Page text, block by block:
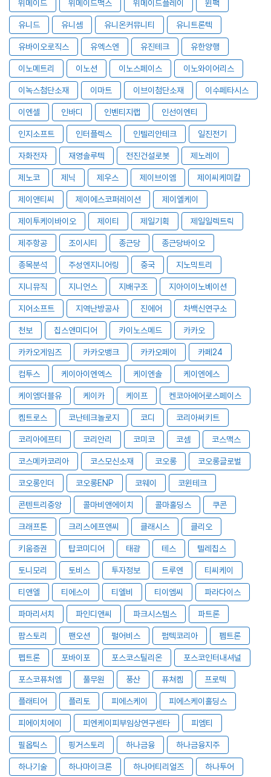
위메이드 위메이드맥스 위메이드플레이 윈팩
유니드 유니셈 유니온커뮤니티 유니트론텍
유바이오로직스 유엑스엔 유진테크 유한양행
이노메트리 이노션 이노스페이스 이노와이어리스
이녹스첨단소재 이마트 이브이첨단소재 이수페타시스
이엔셀 인바디 인벤티지랩 인선이엔티
인지소프트 인터플렉스 인텔리안테크 일진전기
자화전자 재영솔루텍 전진건설로봇 제노레이
제노코 제닉 제우스 제이브이엠 제이씨케미칼
제이앤티씨 제이에스코퍼레이션 제이엘케이
제이투케이바이오 제이티 제일기획 제일일렉트릭
제주항공 조이시티 종근당 종근당바이오
종목분석 주성엔지니어링 중국 지노믹트리
지니뮤직 지니언스 지배구조 지아이이노베이션
지어소프트 지역난방공사 진에어 차백신연구소
천보 칩스앤미디어 카이노스메드 카카오
카카오게임즈 카카오뱅크 카카오페이 카페24
컴투스 케이아이엔엑스 케이엔솔 케이엔에스
케이엠더블유 케이카 케이프 켄코아에어로스페이스
켐트로스 코난테크놀로지 코디 코리아써키트
코리아에프티 코리안리 코미코 코셈 코스맥스
코스메카코리아 코스모신소재 코오롱 코오롱글로벌
코오롱인더 코오롱ENP 코웨이 코윈테크
콘텐트리중앙 콜마비앤에이치 콜마홀딩스 쿠콘
크래프톤 크리스에프앤씨 클래시스 클리오
키움증권 탑코미디어 태광 테스 텔레칩스
토니모리 토비스 투자정보 트루엔 티씨케이
티앤엘 티에스이 티엘비 티이엠씨 파라다이스
파마리서치 파인디앤씨 파크시스템스 파트론
팜스토리 팬오션 펄어비스 펌텍코리아 펨트론
펩트론 포바이포 포스코스틸리온 포스코인터내셔널
포스코퓨처엠 풀무원 풍산 퓨쳐켐 프로텍
플래티어 플리토 피에스케이 피에스케이홀딩스
피에이치에이 피엔케이피부임상연구센타 피엠티
필옵틱스 핑거스토리 하나금융 하나금융지주
하나기술 하나마이크론 하나머티리얼즈 하나투어